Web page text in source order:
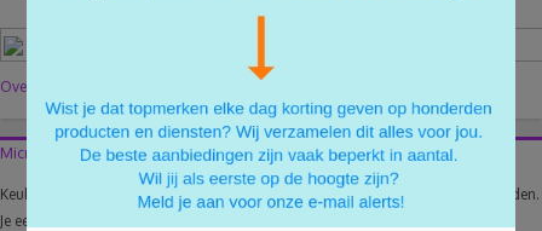
Over de auteur
Microgolf Magie: makkelijk en snel aan de kokkerel
Keukenprins(es) is een begrip dat niet snel met jou in één zin genoemd zal worden.
Je eet graag gezond, maar je hebt niet altijd even veel tijd om te koken. Of geen